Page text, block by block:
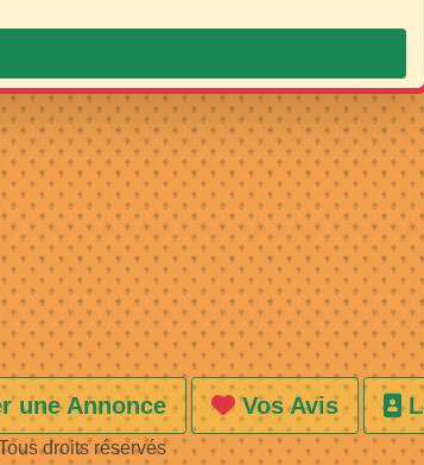
une Annonce Vos Avis
droits réservés